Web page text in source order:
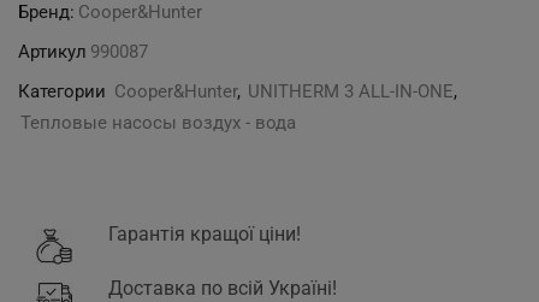
CH-
HP12SIRM3(O)
UNITHERM
3
Бренд: Cooper&Hunter
Артикул 990087
Категории Cooper&Hunter, UNITHERM 3 ALL-IN-ONE,
Тепловые насосы воздух - вода
Гарантія кращої ціни!
Доставка по всій Україні!